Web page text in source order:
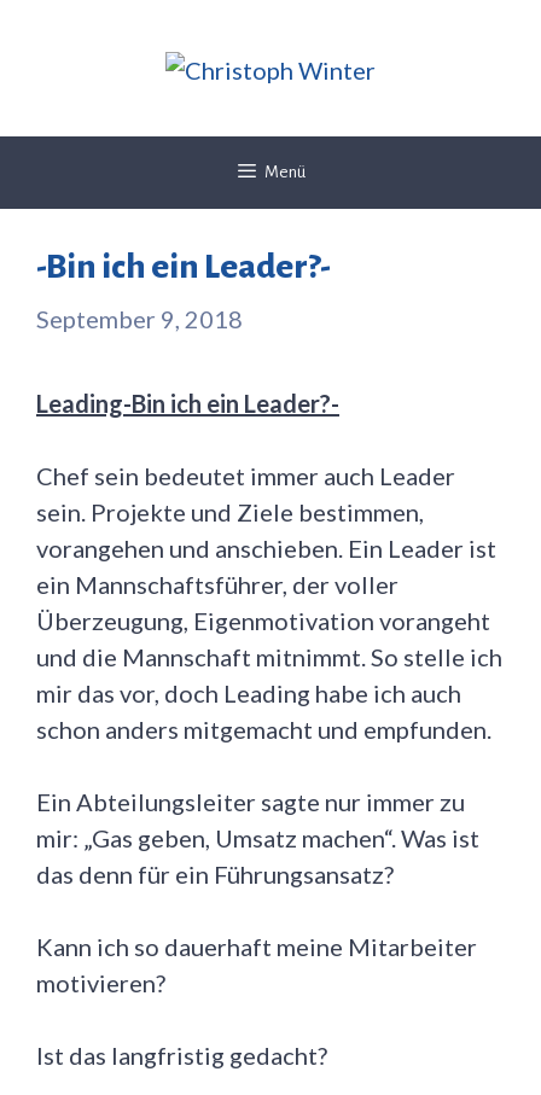
Menü
-Bin ich ein Leader?-
September 9, 2018
Leading-Bin ich ein Leader?-
Chef sein bedeutet immer auch Leader
sein. Projekte und Ziele bestimmen,
vorangehen und anschieben. Ein Leader ist
ein Mannschaftsführer, der voller
Überzeugung, Eigenmotivation vorangeht
und die Mannschaft mitnimmt. So stelle ich
mir das vor, doch Leading habe ich auch
schon anders mitgemacht und empfunden.
Ein Abteilungsleiter sagte nur immer zu
mir: „Gas geben, Umsatz machen“. Was ist
das denn für ein Führungsansatz?
Kann ich so dauerhaft meine Mitarbeiter
motivieren?
Ist das langfristig gedacht?